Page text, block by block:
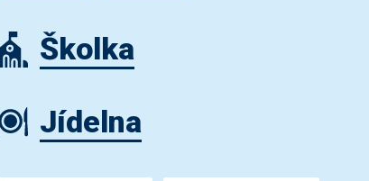
Školka
Jídelna